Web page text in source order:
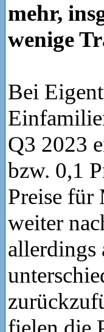
mehr,
wenige
Bei
Q3 2023
bzw. 0,1
Preise für
weiter
allerdings